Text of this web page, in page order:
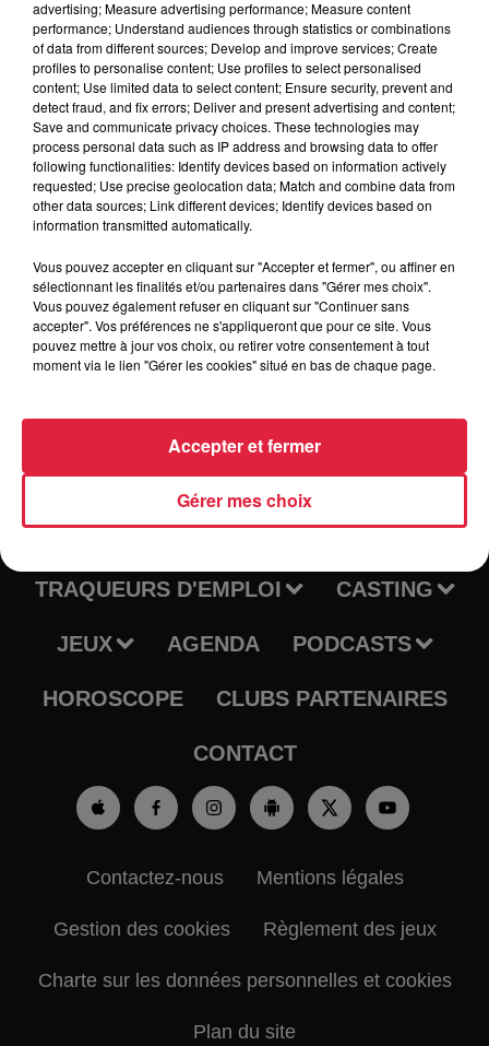
Lieu MULHOUSE (68)
Organisateur http://jpo.uha.fr/
Gratuit
RADIO INFOS
TRAQUEURS D'EMPLOI CASTING
JEUX AGENDA PODCASTS
HOROSCOPE CLUBS PARTENAIRES
CONTACT
Contactez-nous Mentions légales
Gestion des cookies Règlement des jeux
Charte sur les données personnelles et cookies
Plan du site
advertising; Measure advertising performance; Measure content
performance; Understand audiences through statistics or combinations
of data from different sources; Develop and improve services; Create
profiles to personalise content; Use profiles to select personalised
content; Use limited data to select content; Ensure security, prevent and
detect fraud, and fix errors; Deliver and present advertising and content;
Save and communicate privacy choices. These technologies may
process personal data such as IP address and browsing data to offer
following functionalities: Identify devices based on information actively
requested; Use precise geolocation data; Match and combine data from
other data sources; Link different devices; Identify devices based on
information transmitted automatically.
Vous pouvez accepter en cliquant sur "Accepter et fermer", ou affiner en
sélectionnant les finalités et/ou partenaires dans "Gérer mes choix".
Vous pouvez également refuser en cliquant sur "Continuer sans
accepter". Vos préférences ne s'appliqueront que pour ce site. Vous
pouvez mettre à jour vos choix, ou retirer votre consentement à tout
moment via le lien "Gérer les cookies" situé en bas de chaque page.
Gérer mes choix
Accepter et fermer